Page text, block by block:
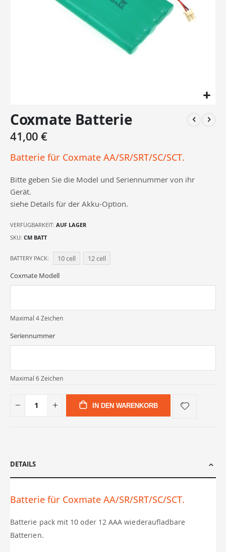
Anfang
der
Bildergalerie
Coxmate Batterie
41,00 €
Batterie für Coxmate AA/SR/SRT/SC/SCT.
Bitte geben Sie die Model und Seriennummer von ihr
Gerät.
siehe Details für der Akku-Option.
VERFÜGBARKEIT: AUF LAGER
SKU CM BATT
BATTERY PACK 10 cell
12 cell
Coxmate Modell
Maximal 4 Zeichen
Seriennummer
Maximal 6 Zeichen
IN DEN WARENKORB
DETAILS
Batterie für Coxmate AA/SR/SRT/SC/SCT.
Batterie pack mit 10 oder 12 AAA wiederaufladbare
Batterien.